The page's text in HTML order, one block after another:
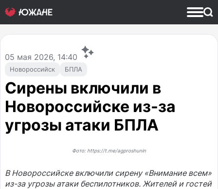
Новороссийск БПЛА
05 мая 2026, 14:40
Сирены включили в
Новороссийске из-за
угрозы атаки БПЛА
Фото: https://t.me/agproshunin
В Новороссийске включили сирену «Внимание всем»
из-за угрозы атаки беспилотников. Жителей и гостей